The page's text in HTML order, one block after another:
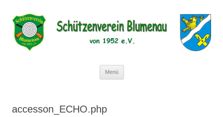
Schützenverein Blumenau von 1952
e.V.
Menü
accesson_ECHO.php